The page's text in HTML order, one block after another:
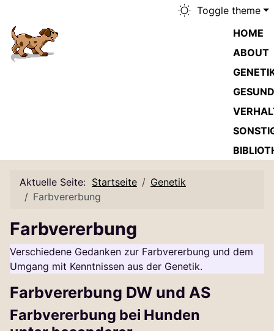
Toggle theme
HOME
ABOUT
Aktuelle Seite: Startseite
Genetik
Farbvererbung
Farbvererbung
Verschiedene Gedanken zur Farbvererbung und dem
Umgang mit Kenntnissen aus der Genetik.
Farbvererbung DW und AS
Farbvererbung bei Hunden